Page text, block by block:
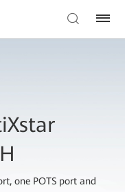
one POTS port and